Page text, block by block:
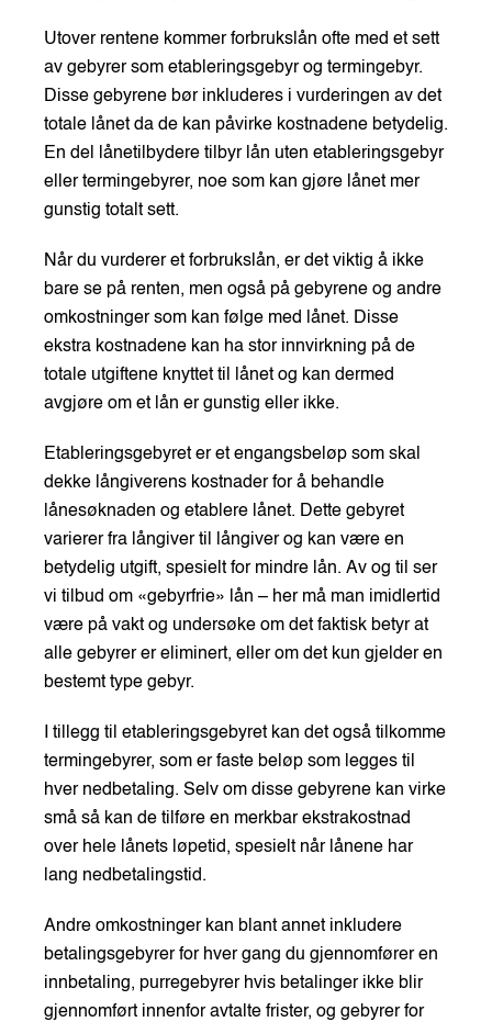
Utover rentene kommer forbrukslån ofte med et sett
av gebyrer som etableringsgebyr og termingebyr.
Disse gebyrene bør inkluderes i vurderingen av det
totale lånet da de kan påvirke kostnadene betydelig.
En del lånetilbydere tilbyr lån uten etableringsgebyr
eller termingebyrer, noe som kan gjøre lånet mer
gunstig totalt sett.
Når du vurderer et forbrukslån, er det viktig å ikke
bare se på renten, men også på gebyrene og andre
omkostninger som kan følge med lånet. Disse
ekstra kostnadene kan ha stor innvirkning på de
totale utgiftene knyttet til lånet og kan dermed
avgjøre om et lån er gunstig eller ikke.
Etableringsgebyret er et engangsbeløp som skal
dekke långiverens kostnader for å behandle
lånesøknaden og etablere lånet. Dette gebyret
varierer fra långiver til långiver og kan være en
betydelig utgift, spesielt for mindre lån. Av og til ser
vi tilbud om «gebyrfrie» lån – her må man imidlertid
være på vakt og undersøke om det faktisk betyr at
alle gebyrer er eliminert, eller om det kun gjelder en
bestemt type gebyr.
I tillegg til etableringsgebyret kan det også tilkomme
termingebyrer, som er faste beløp som legges til
hver nedbetaling. Selv om disse gebyrene kan virke
små så kan de tilføre en merkbar ekstrakostnad
over hele lånets løpetid, spesielt når lånene har
lang nedbetalingstid.
Andre omkostninger kan blant annet inkludere
betalingsgebyrer for hver gang du gjennomfører en
innbetaling, purregebyrer hvis betalinger ikke blir
gjennomført innenfor avtalte frister, og gebyrer for